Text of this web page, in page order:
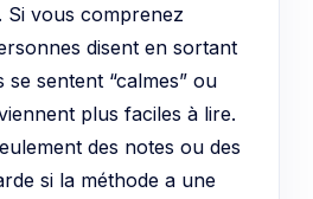
Si vous comprenez
disent en sortant
sentent “calmes” ou
plus faciles à lire.
des notes ou des
si la méthode a une